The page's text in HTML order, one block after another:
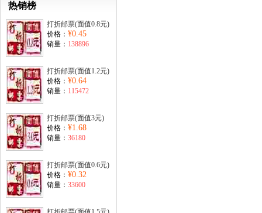
热销榜
打折邮票(面值0.8元)
价格： ¥0.45
销量： 138896
打折邮票(面值1.2元)
价格： ¥0.64
销量： 115472
打折邮票(面值3元)
价格： ¥1.68
销量： 36180
打折邮票(面值0.6元)
价格： ¥0.32
销量： 33600